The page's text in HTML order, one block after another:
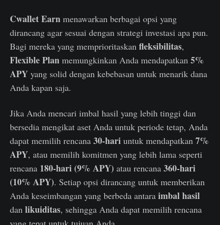
Cwallet Earn menawarkan berbagai opsi yang
dirancang agar sesuai dengan strategi investasi apa pun.
Bagi mereka yang memprioritaskan fleksibilitas,
Flexible Plan memungkinkan Anda mendapatkan 5%
APY yang solid dengan kebebasan untuk menarik dana
Anda kapan saja.
Jika Anda mencari imbal hasil yang lebih tinggi dan
bersedia mengikat aset Anda untuk periode tetap, Anda
dapat memilih rencana 30-hari untuk mendapatkan 7%
APY, atau memilih komitmen yang lebih lama seperti
rencana 180-hari (9% APY) atau rencana 360-hari
(10% APY). Setiap opsi dirancang untuk memberikan
Anda keseimbangan yang berbeda antara imbal hasil
dan likuiditas, sehingga Anda dapat memilih rencana